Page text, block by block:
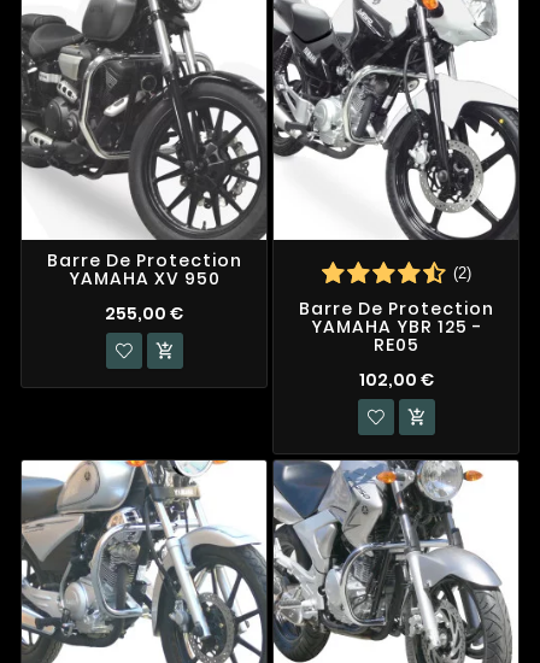
Barre De Protection
YAMAHA XV 950
255,00 €

(2)
Barre De Protection
YAMAHA YBR 125 -
RE05
102,00 €
